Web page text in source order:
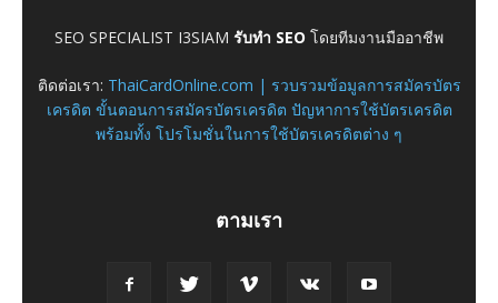
SEO SPECIALIST I3SIAM รับทำ SEO โดยทีมงานมืออาชีพ
ติดต่อเรา: ThaiCardOnline.com | รวบรวมข้อมูลการสมัครบัตร
เครดิต ขั้นตอนการสมัครบัตรเครดิต ปัญหาการใช้บัตรเครดิต
พร้อมทั้ง โปรโมชั่นในการใช้บัตรเครดิตต่าง ๆ
ตามเรา